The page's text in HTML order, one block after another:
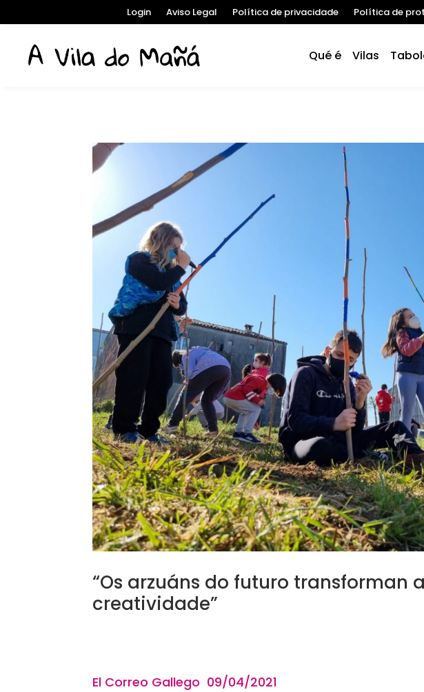
Login Aviso Legal Política de privacidade Política de
Qué é Vilas
“Os arzuáns do futuro transforman
creatividade”
El Correo Gallego 09/04/2021